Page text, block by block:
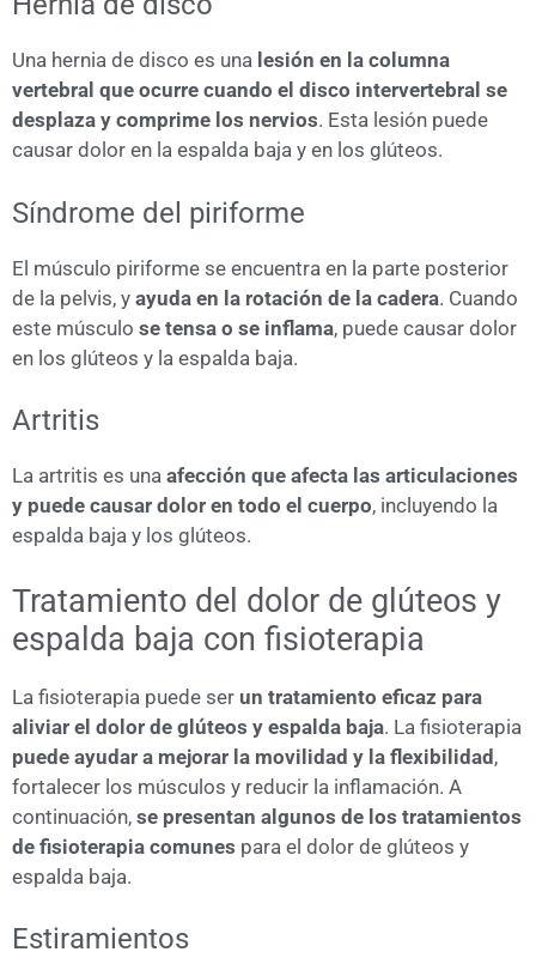
Una hernia de disco es una lesión en la columna
vertebral que ocurre cuando el disco intervertebral se
desplaza y comprime los nervios. Esta lesión puede
causar dolor en la espalda baja y en los glúteos.
Síndrome del piriforme
El músculo piriforme se encuentra en la parte posterior
de la pelvis, y ayuda en la rotación de la cadera. Cuando
este músculo se tensa o se inflama, puede causar dolor
en los glúteos y la espalda baja.
Artritis
La artritis es una afección que afecta las articulaciones
y puede causar dolor en todo el cuerpo, incluyendo la
espalda baja y los glúteos.
Tratamiento del dolor de glúteos y
espalda baja con fisioterapia
La fisioterapia puede ser un tratamiento eficaz para
aliviar el dolor de glúteos y espalda baja. La fisioterapia
puede ayudar a mejorar la movilidad y la flexibilidad,
fortalecer los músculos y reducir la inflamación. A
continuación, se presentan algunos de los tratamientos
de fisioterapia comunes para el dolor de glúteos y
espalda baja.
Estiramientos